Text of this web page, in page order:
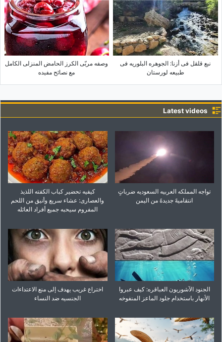
نبع قلقل فی أزنا: الجوهره البلوریه فی
طبیعه لورستان
وصفه مربّى الکرز الحامض المنزلی الکامل
مع نصائح مفیده
Latest videos
تواجه المملکه العربیه السعودیه ضرباتٍ
انتقامیهً جدیدهً من الیمن
کیفیه تحضیر کباب الکفته اللذیذ
والعصاری: عشاء سریع وأنیق من اللحم
المفروم سیحبه جمیع أفراد العائله
الجنود الآشوریون العباقره: کیف عبروا
الأنهار باستخدام جلود الماعز المنفوخه
اختراع غریب یهدف إلى منع الاعتداءات
الجنسیه ضد النساء